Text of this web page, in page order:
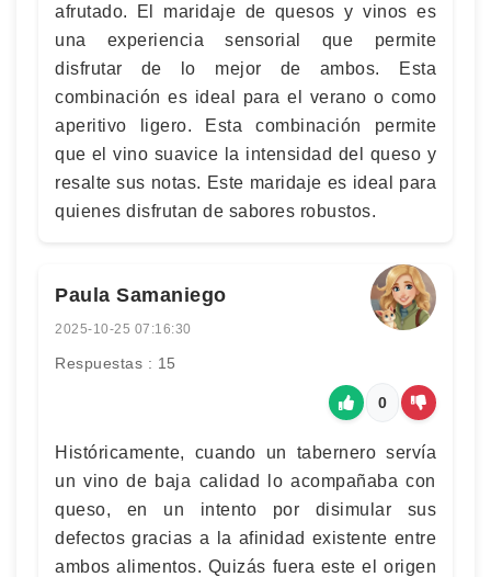
afrutado. El maridaje de quesos y vinos es
una experiencia sensorial que permite
disfrutar de lo mejor de ambos. Esta
combinación es ideal para el verano o como
aperitivo ligero. Esta combinación permite
que el vino suavice la intensidad del queso y
resalte sus notas. Este maridaje es ideal para
quienes disfrutan de sabores robustos.
Paula Samaniego
2025-10-25 07:16:30
Respuestas : 15
0
Históricamente, cuando un tabernero servía
un vino de baja calidad lo acompañaba con
queso, en un intento por disimular sus
defectos gracias a la afinidad existente entre
ambos alimentos. Quizás fuera este el origen